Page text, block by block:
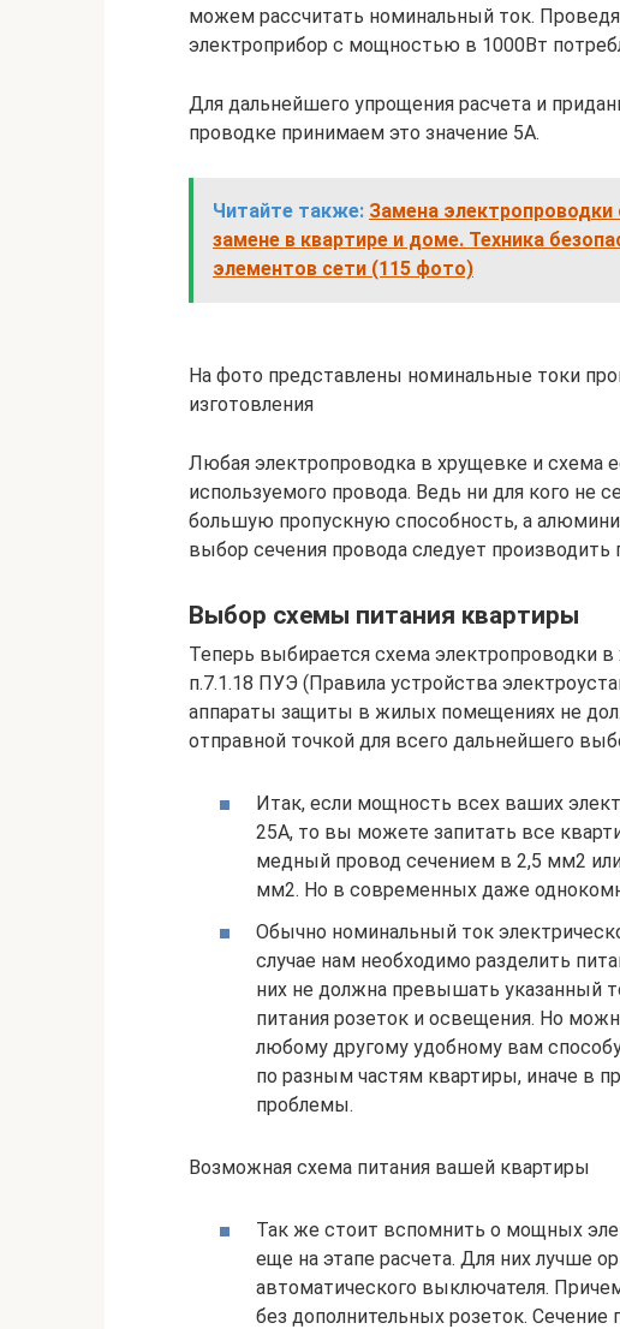
можем рассчитать номинальный ток.
электроприбор с мощностью в 1000Вт
Для дальнейшего упрощения расчета и
проводке принимаем это значение 5А.
Читайте также: Замена
замене в квартире и доме. Техника
элементов сети (115 фото)
На фото представлены номинальные токи
изготовления
Любая электропроводка в хрущевке и схема
используемого провода. Ведь ни для кого не
большую пропускную способность, а
выбор сечения провода следует
Выбор схемы питания квартиры
Теперь выбирается схема электропроводки в
п.7.1.18 ПУЭ (Правила устройства
аппараты защиты в жилых помещениях не
отправной точкой для всего дальнейшего
Итак, если мощность всех ваших
25А, то вы можете запитать все
медный провод сечением в 2,5 мм2
мм2. Но в современных даже
Обычно номинальный ток
случае нам необходимо разделить
них не должна превышать указанный
питания розеток и освещения. Но
любому другому удобному вам
по разным частям квартиры, иначе в
проблемы.
Возможная схема питания вашей квартиры
Так же стоит вспомнить о мощных
еще на этапе расчета. Для них лучше
автоматического выключателя.
без дополнительных розеток.